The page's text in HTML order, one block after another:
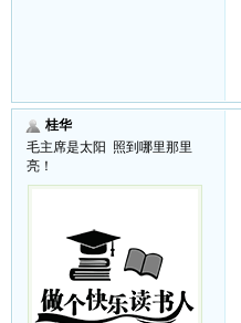
桂华
毛主席是太阳 照到哪里那里
亮！